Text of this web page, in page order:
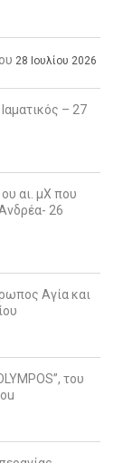
28 Ιουλίου 2026
– 27
αι. μΧ που
26
Αγία και
του